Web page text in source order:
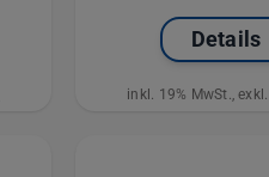
inkl. 19% MwSt., exkl.
Details